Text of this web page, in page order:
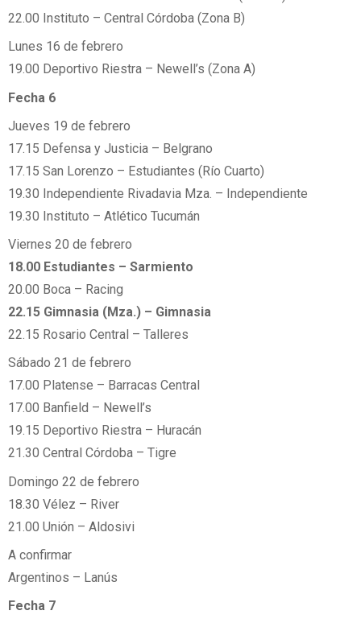
22.00 Instituto – Central Córdoba (Zona B)
Lunes 16 de febrero
19.00 Deportivo Riestra – Newell’s (Zona A)
Fecha 6
Jueves 19 de febrero
17.15 Defensa y Justicia – Belgrano
17.15 San Lorenzo – Estudiantes (Río Cuarto)
19.30 Independiente Rivadavia Mza. – Independiente
19.30 Instituto – Atlético Tucumán
Viernes 20 de febrero
18.00 Estudiantes – Sarmiento
20.00 Boca – Racing
22.15 Gimnasia (Mza.) – Gimnasia
22.15 Rosario Central – Talleres
Sábado 21 de febrero
17.00 Platense – Barracas Central
17.00 Banfield – Newell’s
19.15 Deportivo Riestra – Huracán
21.30 Central Córdoba – Tigre
Domingo 22 de febrero
18.30 Vélez – River
21.00 Unión – Aldosivi
A confirmar
Argentinos – Lanús
Fecha 7